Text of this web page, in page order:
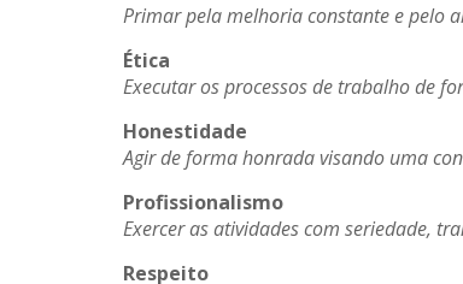
Primar pela melhoria constante e pelo
Ética
Executar os processos de trabalho de
Honestidade
Agir de forma honrada visando uma
Profissionalismo
Exercer as atividades com seriedade,
Respeito